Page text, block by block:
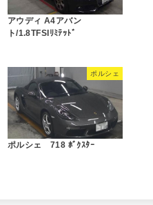
アウディ A4アバン
ト/1.8TFSIﾘﾐﾃｯﾄﾞ
ポルシェ
ポルシェ 718 ﾎﾞｸｽﾀｰ